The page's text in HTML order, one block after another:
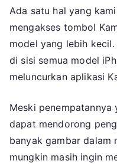
Ada satu hal yang
mengakses tombol
model yang lebih
di sisi semua model
meluncurkan aplikasi
Meski
dapat mendorong
banyak gambar dalam
mungkin masih ingin